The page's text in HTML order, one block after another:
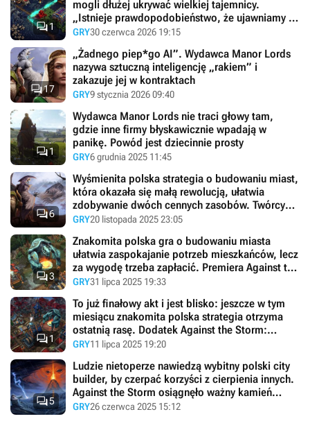
1
mogli dłużej ukrywać wielkiej tajemnicy.
„Istnieje prawdopodobieństwo, że ujawniamy to
zbyt wcześnie”
GRY30 czerwca 2026 19:15
17
„Żadnego piep*go AI”. Wydawca Manor Lords
nazywa sztuczną inteligencję „rakiem” i
zakazuje jej w kontraktach
GRY9 stycznia 2026 09:40
1
Wydawca Manor Lords nie traci głowy tam,
gdzie inne firmy błyskawicznie wpadają w
panikę. Powód jest dziecinnie prosty
GRY6 grudnia 2025 11:45
6
Wyśmienita polska strategia o budowaniu miast,
która okazała się małą rewolucją, ułatwia
zdobywanie dwóch cennych zasobów. Twórcy
AtS ostrzegają graczy
GRY20 listopada 2025 23:05
3
Znakomita polska gra o budowaniu miasta
ułatwia zaspokajanie potrzeb mieszkańców, lecz
za wygodę trzeba zapłacić. Premiera Against the
Storm 1.8 i DLC Nightwatchers
GRY31 lipca 2025 19:33
1
To już finałowy akt i jest blisko: jeszcze w tym
miesiącu znakomita polska strategia otrzyma
ostatnią rasę. Dodatek Against the Storm:
Nightwatchers nadchodzi
GRY11 lipca 2025 19:20
5
Ludzie nietoperze nawiedzą wybitny polski city
builder, by czerpać korzyści z cierpienia innych.
Against the Storm osiągnęło ważny kamień
milowy i trafiło na konsole
GRY26 czerwca 2025 15:12